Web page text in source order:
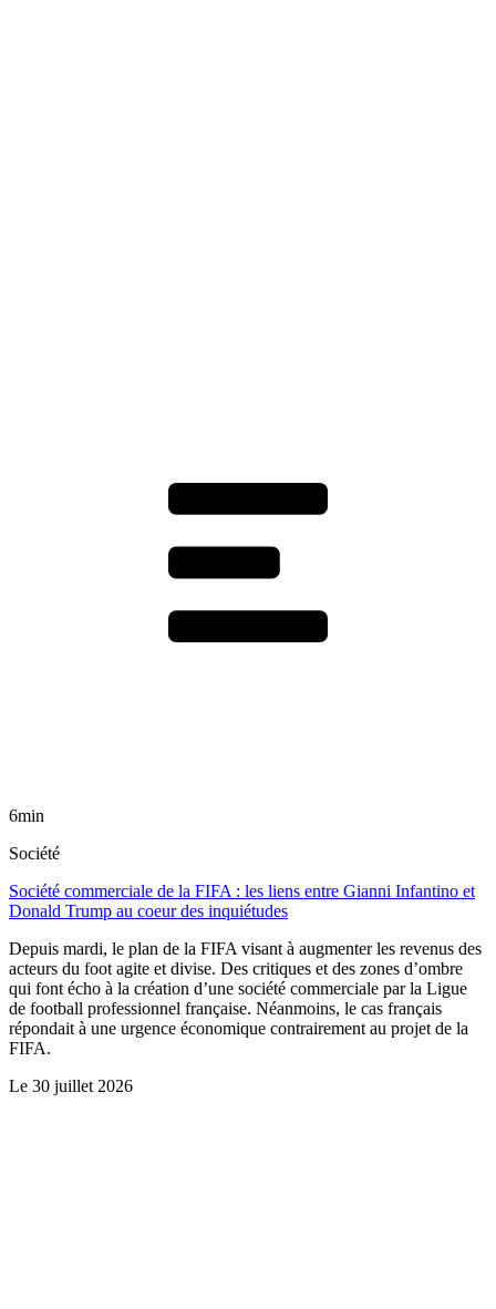
6min
Société
Société commerciale de la FIFA : les liens entre Gianni Infantino et
Donald Trump au coeur des inquiétudes
Depuis mardi, le plan de la FIFA visant à augmenter les revenus des
acteurs du foot agite et divise. Des critiques et des zones d’ombre
qui font écho à la création d’une société commerciale par la Ligue
de football professionnel française. Néanmoins, le cas français
répondait à une urgence économique contrairement au projet de la
FIFA.
Le 30 juillet 2026